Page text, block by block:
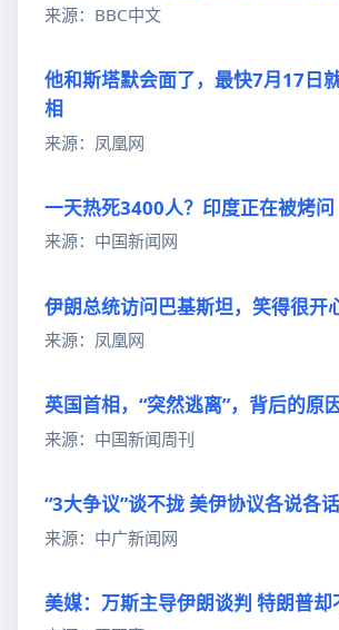
来源：BBC中文
他和斯塔默会面了，最快7月17日
相
来源：凤凰网
一天热死3400人？印度正在被烤问
来源：中国新闻网
伊朗总统访问巴基斯坦，笑得很开
来源：凤凰网
英国首相，“突然逃离”，背后的原
来源：中国新闻周刊
“3大争议”谈不拢 美伊协议各说各话
来源：中广新闻网
美媒：万斯主导伊朗谈判 特朗普